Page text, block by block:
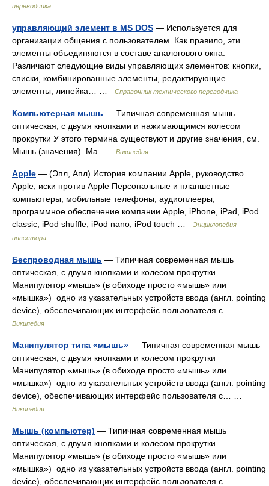
переводчика
управляющий элемент в MS DOS — Используется для
организации общения с пользователем. Как правило, эти
элементы объединяются в составе аналогового окна.
Различают следующие виды управляющих элементов: кнопки,
списки, комбинированные элементы, редактирующие
элементы, линейка… …
Справочник технического переводчика
Компьютерная мышь — Типичная современная мышь
оптическая, с двумя кнопками и нажимающимся колесом
прокрутки У этого термина существуют и другие значения, см.
Мышь (значения). Ма …
Википедия
Apple — (Эпл, Апл) История компании Apple, руководство
Apple, иски против Apple Персональные и планшетные
компьютеры, мобильные телефоны, аудиоплееры,
программное обеспечение компании Apple, iPhone, iPad, iPod
classic, iPod shuffle, iPod nano, iPod touch …
Энциклопедия
инвестора
Беспроводная мышь — Типичная современная мышь
оптическая, с двумя кнопками и колесом прокрутки
Манипулятор «мышь» (в обиходе просто «мышь» или
«мышка») одно из указательных устройств ввода (англ. pointing
device), обеспечивающих интерфейс пользователя с… …
Википедия
Манипулятор типа «мышь» — Типичная современная мышь
оптическая, с двумя кнопками и колесом прокрутки
Манипулятор «мышь» (в обиходе просто «мышь» или
«мышка») одно из указательных устройств ввода (англ. pointing
device), обеспечивающих интерфейс пользователя с… …
Википедия
Мышь (компьютер) — Типичная современная мышь
оптическая, с двумя кнопками и колесом прокрутки
Манипулятор «мышь» (в обиходе просто «мышь» или
«мышка») одно из указательных устройств ввода (англ. pointing
device), обеспечивающих интерфейс пользователя с… …